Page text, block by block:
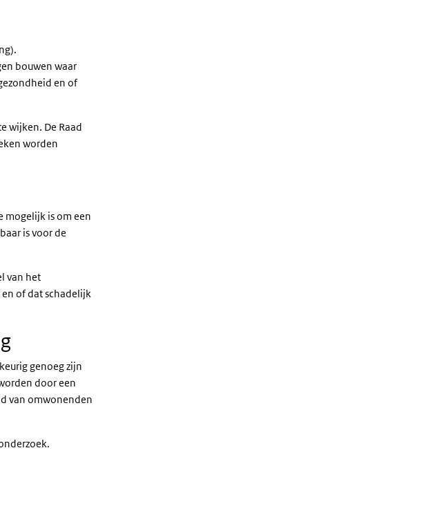
bouwen waar
en of
wijken. De Raad
worden
mogelijk is om een
is voor de
van het
of dat schadelijk
genoeg zijn
door een
van omwonenden